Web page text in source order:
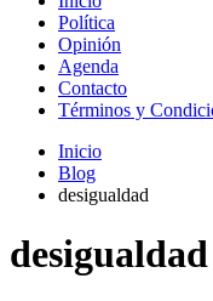
Política
Opinión
Agenda
Contacto
Términos y
Inicio
Blog
desigualdad
desigualdad